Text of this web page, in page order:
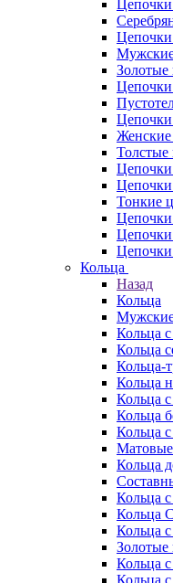
Цепочки
Золотые
Цепочки
Толстые
Цепочки
Цепочки
Тонкие
Цепочки
Кольца
Назад
Кольца
Мужские
Кольца
Кольца
Кольца-
Кольца
Кольца
Кольца
Кольца
Матовые
Кольца
Кольца
Кольца
Кольца
Золотые
Кольца